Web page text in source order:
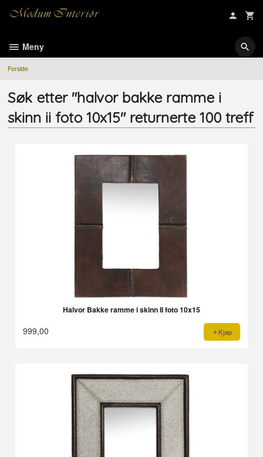
Meny
Forside
Søk etter "halvor bakke ramme i
skinn ii foto 10x15" returnerte 100 treff
Halvor Bakke ramme i skinn II foto 10x15
999,00 Kjøp